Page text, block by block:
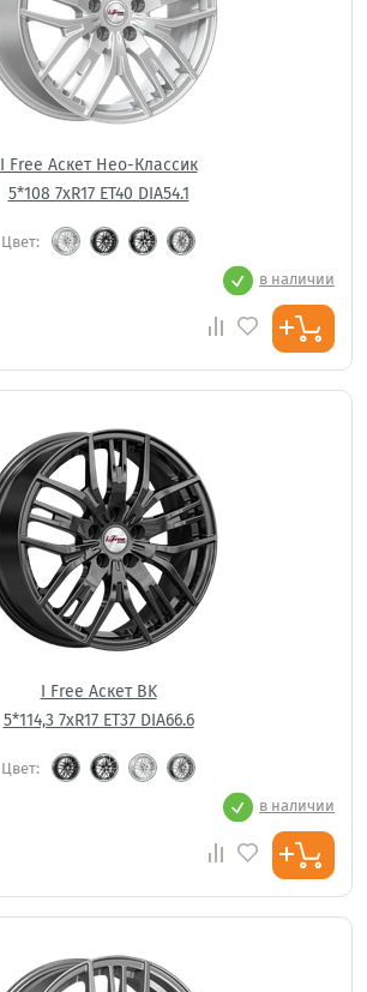
I Free Аскет Нео-Классик
5*108 7xR17 ET40 DIA54.1
Цвет:
в наличии
I Free Аскет BK
5*114,3 7xR17 ET37 DIA66.6
Цвет:
в наличии